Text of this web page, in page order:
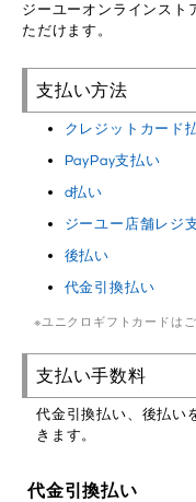
ジーユーオンラインスト
ただけます。
支払い方法
クレジットカード
PayPay支払い
d払い
ジーユー店舗レジ
後払い
代金引換払い
ユニクロギフトカードは
支払い手数料
代金引換払い、後払い
きます。
代金引換払い